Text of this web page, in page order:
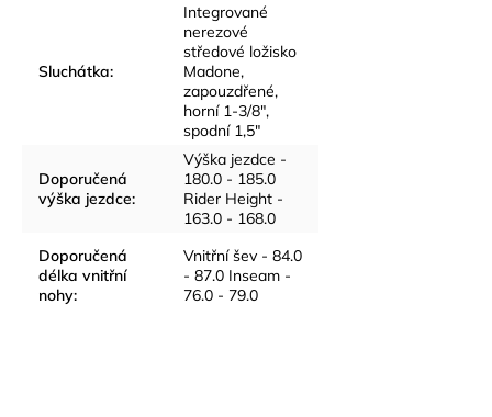
Sluchátka:
Integrované
nerezové
středové ložisko
Madone,
zapouzdřené,
horní 1-3/8",
spodní 1,5"
Doporučená
výška jezdce:
Výška jezdce -
180.0 - 185.0
Rider Height -
163.0 - 168.0
Doporučená
délka vnitřní
nohy:
Vnitřní šev - 84.0
- 87.0 Inseam -
76.0 - 79.0